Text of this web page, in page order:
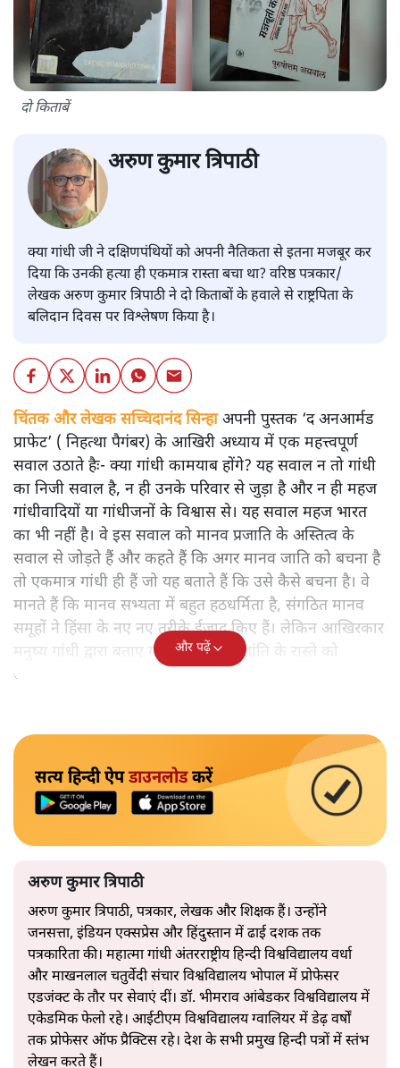
दो किताबें
अरुण कुमार त्रिपाठी
क्या गांधी जी ने दक्षिणपंथियों को अपनी नैतिकता से इतना मजबूर कर
दिया कि उनकी हत्या ही एकमात्र रास्ता बचा था? वरिष्ठ पत्रकार/
लेखक अरुण कुमार त्रिपाठी ने दो किताबों के हवाले से राष्ट्रपिता के
बलिदान दिवस पर विश्लेषण किया है।
चिंतक और लेखक सच्चिदानंद सिन्हाअपनी पुस्तक ‘द अनआर्मड
प्राफेट’ ( निहत्था पैगंबर) के आखिरी अध्याय में एक महत्त्वपूर्ण
सवाल उठाते हैः- क्या गांधी कामयाब होंगे? यह सवाल न तो गांधी
का निजी सवाल है, न ही उनके परिवार से जुड़ा है और न ही महज
गांधीवादियों या गांधीजनों के विश्वास से। यह सवाल महज भारत
का भी नहीं है। वे इस सवाल को मानव प्रजाति के अस्तित्व के
सवाल से जोड़ते हैं और कहते हैं कि अगर मानव जाति को बचना है
तो एकमात्र गांधी ही हैं जो यह बताते हैं कि उसे कैसे बचना है। वे
मानते हैं कि मानव सभ्यता में बहुत हठधर्मिता है, संगठित मानव
समूहों ने हिंसा के नए नए तरीके ईजाद किए हैं। लेकिन आखिरकार
मनुष्य गांधी द्वारा बताए गए अहिंसा और शांति के रास्ते को
अपनाएगा।
और पढ़ें
सत्य हिन्दी ऐपडाउनलोडकरें
अरुण कुमार त्रिपाठी
अरुण कुमार त्रिपाठी, पत्रकार, लेखक और शिक्षक हैं। उन्होंने
जनसत्ता, इंडियन एक्सप्रेस और हिंदुस्तान में ढाई दशक तक
पत्रकारिता की। महात्मा गांधी अंतरराष्ट्रीय हिन्दी विश्वविद्यालय वर्धा
और माखनलाल चतुर्वेदी संचार विश्वविद्यालय भोपाल में प्रोफेसर
एडजंक्ट के तौर पर सेवाएं दीं। डॉ. भीमराव आंबेडकर विश्वविद्यालय में
एकेडमिक फेलो रहे। आईटीएम विश्वविद्यालय ग्वालियर में डेढ़ वर्षों
तक प्रोफेसर ऑफ प्रैक्टिस रहे। देश के सभी प्रमुख हिन्दी पत्रों में स्तंभ
लेखन करते हैं।